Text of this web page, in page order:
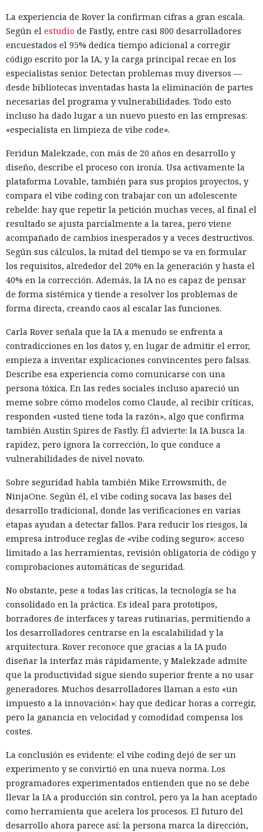
La experiencia de Rover la confirman cifras a gran escala.
Según el estudio de Fastly, entre casi 800 desarrolladores
encuestados el 95% dedica tiempo adicional a corregir
código escrito por la IA, y la carga principal recae en los
especialistas senior. Detectan problemas muy diversos —
desde bibliotecas inventadas hasta la eliminación de partes
necesarias del programa y vulnerabilidades. Todo esto
incluso ha dado lugar a un nuevo puesto en las empresas:
«especialista en limpieza de vibe code».
Feridun Malekzade, con más de 20 años en desarrollo y
diseño, describe el proceso con ironía. Usa activamente la
plataforma Lovable, también para sus propios proyectos, y
compara el vibe coding con trabajar con un adolescente
rebelde: hay que repetir la petición muchas veces, al final el
resultado se ajusta parcialmente a la tarea, pero viene
acompañado de cambios inesperados y a veces destructivos.
Según sus cálculos, la mitad del tiempo se va en formular
los requisitos, alrededor del 20% en la generación y hasta el
40% en la corrección. Además, la IA no es capaz de pensar
de forma sistémica y tiende a resolver los problemas de
forma directa, creando caos al escalar las funciones.
Carla Rover señala que la IA a menudo se enfrenta a
contradicciones en los datos y, en lugar de admitir el error,
empieza a inventar explicaciones convincentes pero falsas.
Describe esa experiencia como comunicarse con una
persona tóxica. En las redes sociales incluso apareció un
meme sobre cómo modelos como Claude, al recibir críticas,
responden «usted tiene toda la razón», algo que confirma
también Austin Spires de Fastly. Él advierte: la IA busca la
rapidez, pero ignora la corrección, lo que conduce a
vulnerabilidades de nivel novato.
Sobre seguridad habla también Mike Errowsmith, de
NinjaOne. Según él, el vibe coding socava las bases del
desarrollo tradicional, donde las verificaciones en varias
etapas ayudan a detectar fallos. Para reducir los riesgos, la
empresa introduce reglas de «vibe coding seguro»: acceso
limitado a las herramientas, revisión obligatoria de código y
comprobaciones automáticas de seguridad.
No obstante, pese a todas las críticas, la tecnología se ha
consolidado en la práctica. Es ideal para prototipos,
borradores de interfaces y tareas rutinarias, permitiendo a
los desarrolladores centrarse en la escalabilidad y la
arquitectura. Rover reconoce que gracias a la IA pudo
diseñar la interfaz más rápidamente, y Malekzade admite
que la productividad sigue siendo superior frente a no usar
generadores. Muchos desarrolladores llaman a esto «un
impuesto a la innovación»: hay que dedicar horas a corregir,
pero la ganancia en velocidad y comodidad compensa los
costes.
La conclusión es evidente: el vibe coding dejó de ser un
experimento y se convirtió en una nueva norma. Los
programadores experimentados entienden que no se debe
llevar la IA a producción sin control, pero ya la han aceptado
como herramienta que acelera los procesos. El futuro del
desarrollo ahora parece así: la persona marca la dirección,